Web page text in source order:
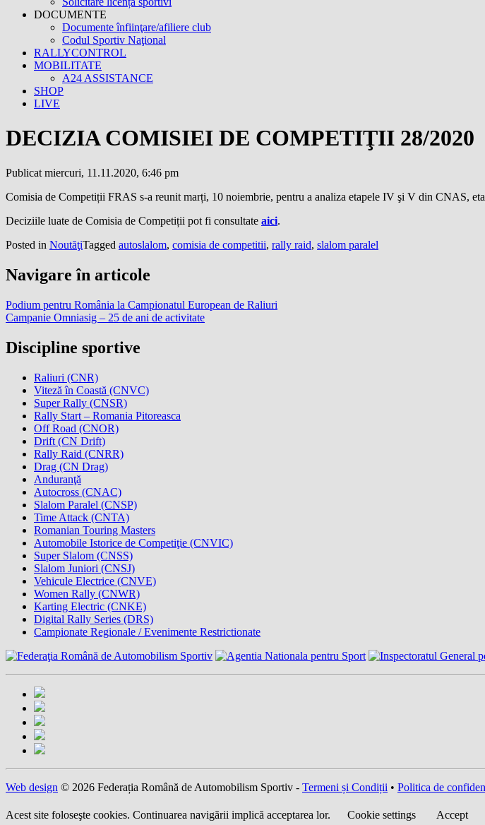
DOCUMENTE
Documente înfiinţare/afiliere club
Codul Sportiv Naţional
RALLYCONTROL
MOBILITATE
A24 ASSISTANCE
SHOP
LIVE
DECIZIA COMISIEI DE COMPETIŢII 28/2020
Publicat miercuri, 11.11.2020, 6:46 pm
Comisia de Competiții FRAS s-a reunit marți, 10 noiembrie, pentru a analiza etapele IV şi V din CNAS,
Deciziile luate de Comisia de Competiții pot fi consultate aici.
Posted in NoutăţiTagged autoslalom, comisia de competitii, rally raid, slalom paralel
Navigare în articole
Podium pentru România la Campionatul European de Raliuri
Campanie Omniasig – 25 de ani de activitate
Discipline sportive
Raliuri (CNR)
Viteză în Coastă (CNVC)
Super Rally (CNSR)
Rally Start – Romania Pitoreasca
Off Road (CNOR)
Drift (CN Drift)
Rally Raid (CNRR)
Drag (CN Drag)
Anduranţă
Autocross (CNAC)
Slalom Paralel (CNSP)
Time Attack (CNTA)
Romanian Touring Masters
Automobile Istorice de Competiţie (CNVIC)
Super Slalom (CNSS)
Slalom Juniori (CNSJ)
Vehicule Electrice (CNVE)
Women Rally (CNWR)
Karting Electric (CNKE)
Digital Rally Series (DRS)
Campionate Regionale / Evenimente Restrictionate
Web design © 2026 Federația Română de Automobilism Sportiv - Termeni și Condiții • Politica de
Acest site foloseşte cookies. Continuarea navigării implică acceptarea lor. Cookie settings Accept